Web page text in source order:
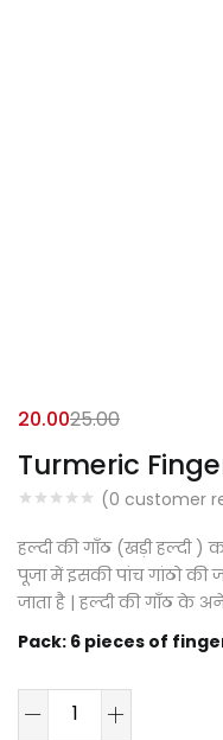
Turmeric
(0 customer
20.0025.00
हल्दी की गाँठ (खड़ी हल्दी )
पूजा में इसकी पांच गांठो की
जाता है | हल्दी की गाँठ के
Pack: 6 pieces of